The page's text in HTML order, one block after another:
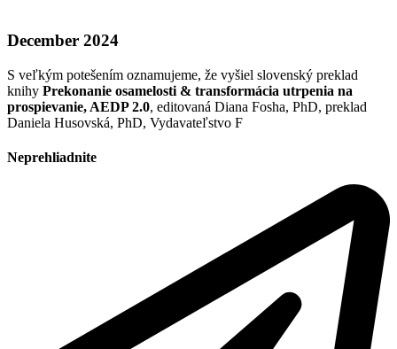
December 2024
S veľkým potešením oznamujeme, že vyšiel slovenský preklad
knihy Prekonanie osamelosti & transformácia utrpenia na
prospievanie, AEDP 2.0, editovaná Diana Fosha, PhD, preklad
Daniela Husovská, PhD, Vydavateľstvo F
Neprehliadnite